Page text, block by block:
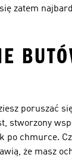
zatem
poruszać
stworzony
po chmurce.
że masz